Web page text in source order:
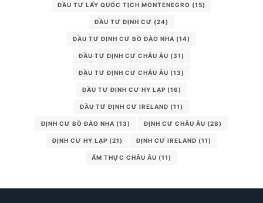
ĐẦU TƯ LẤY QUỐC TỊCH MONTENEGRO (15)
ĐẦU TƯ ĐỊNH CƯ (24)
ĐẦU TƯ ĐỊNH CƯ BỒ ĐÀO NHA (14)
ĐẦU TƯ ĐỊNH CƯ CHÂU ÂU (31)
ĐẦU TƯ ĐỊNH CƯ CHÂU ÂU (13)
ĐẦU TƯ ĐỊNH CƯ HY LẠP (16)
ĐẦU TƯ ĐỊNH CƯ IRELAND (11)
ĐỊNH CƯ BỒ ĐÀO NHA (13) ĐỊNH CƯ CHÂU ÂU (28)
ĐỊNH CƯ HY LẠP (21) ĐỊNH CƯ IRELAND (11)
ẨM THỰC CHÂU ÂU (11)